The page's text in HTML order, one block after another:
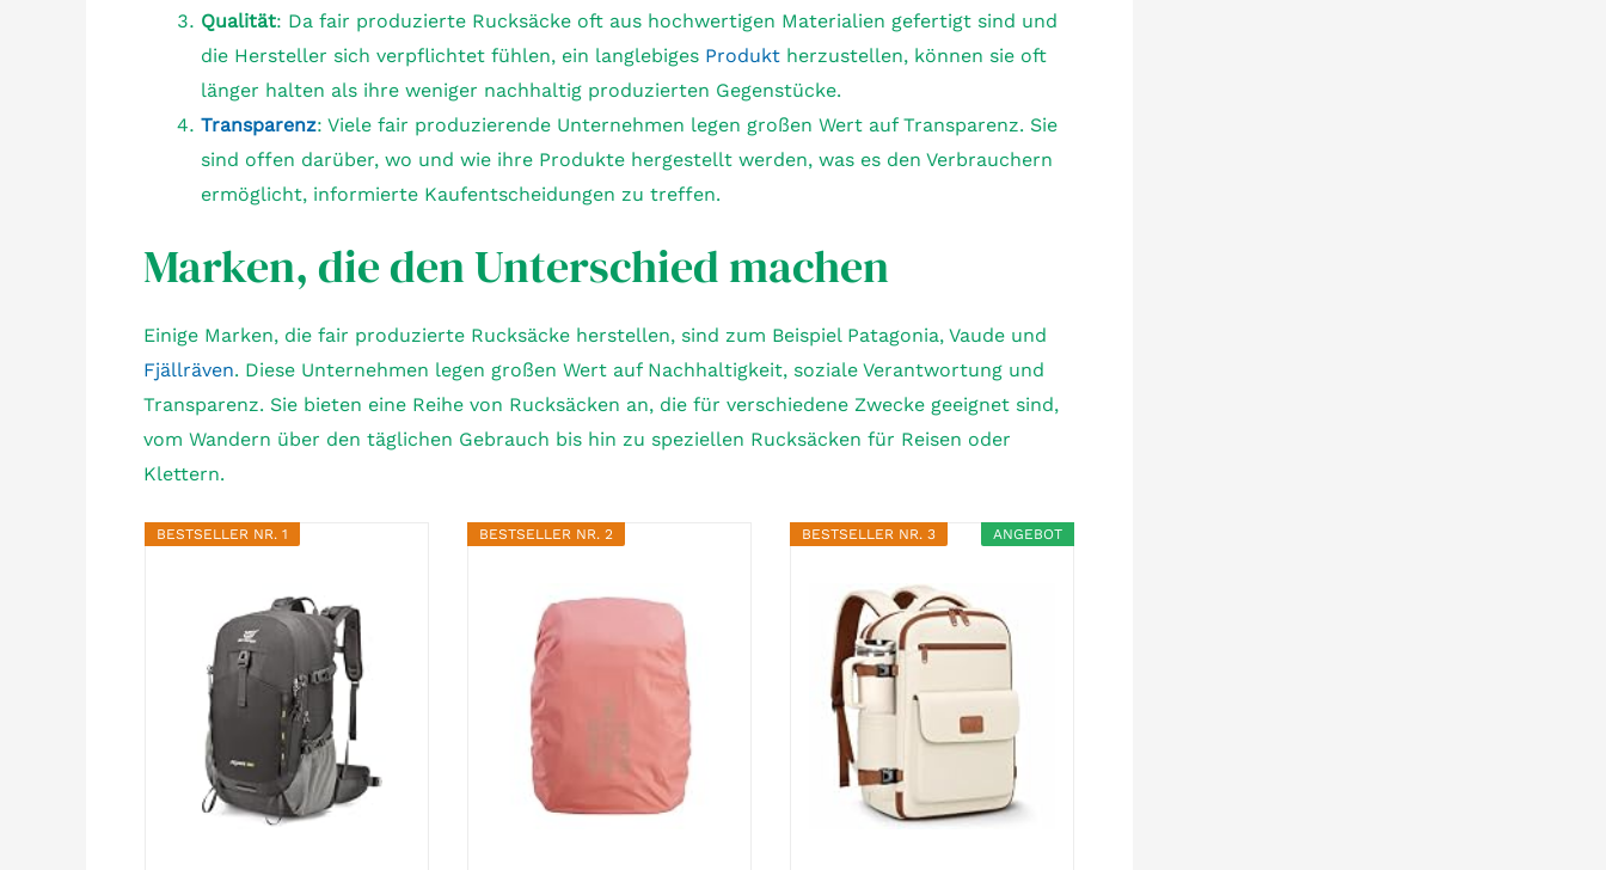
Qualität: Da fair produzierte Rucksäcke oft aus hochwertigen Materialien gefertigt sind und
die Hersteller sich verpflichtet fühlen, ein langlebiges Produkt herzustellen, können sie oft
länger halten als ihre weniger nachhaltig produzierten Gegenstücke.
Transparenz: Viele fair produzierende Unternehmen legen großen Wert auf Transparenz. Sie
sind offen darüber, wo und wie ihre Produkte hergestellt werden, was es den Verbrauchern
ermöglicht, informierte Kaufentscheidungen zu treffen.
Marken, die den Unterschied machen
Einige Marken, die fair produzierte Rucksäcke herstellen, sind zum Beispiel Patagonia, Vaude und
Fjällräven. Diese Unternehmen legen großen Wert auf Nachhaltigkeit, soziale Verantwortung und
Transparenz. Sie bieten eine Reihe von Rucksäcken an, die für verschiedene Zwecke geeignet sind,
vom Wandern über den täglichen Gebrauch bis hin zu speziellen Rucksäcken für Reisen oder
Klettern.
BESTSELLER NR. 1 BESTSELLER NR. 2 ANGEBOT
BESTSELLER NR. 3